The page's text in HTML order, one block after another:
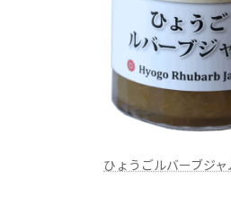
ひょうごルバーブジ